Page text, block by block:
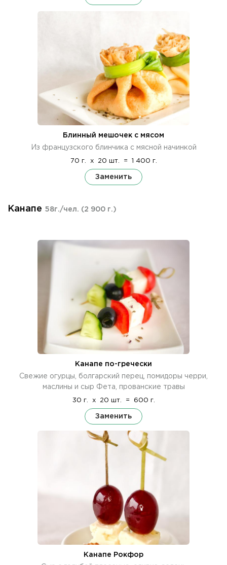
Блинный мешочек с мясом
Из французского блинчика с мясной начинкой
70 г. x 20 шт. = 1 400 г.
Заменить
Канапе 58г./чел. (2 900 г.)
Канапе по-гречески
Свежие огурцы, болгарский перец, помидоры черри,
маслины и сыр Фета, прованские травы
30 г. x 20 шт. = 600 г.
Заменить
Канапе Рокфор